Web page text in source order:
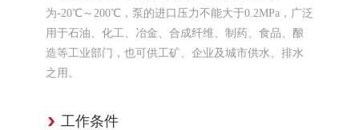
为-20℃～200℃，泵的进口压力不能大于0.2MPa，广泛
用于石油、化工、冶金、合成纤维、制药、食品、酿
造等工业部门，也可供工矿、企业及城市供水、排水
之用。
工作条件